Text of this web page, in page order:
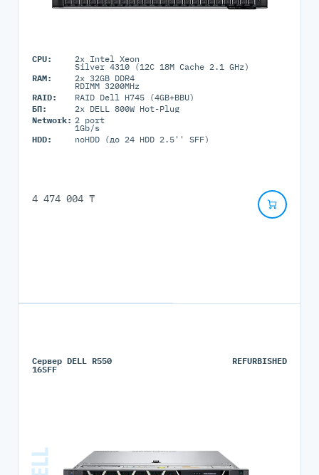
CPU: 2x Intel Xeon
Silver 4310 (12C 18M Cache 2.1 GHz)
RAM:
2x 32GB DDR4
RDIMM 3200MHz
RAID:
RAID Dell H745 (4GB+BBU)
БП:
2x DELL 800W Hot-Plug
Network: 2 port
1Gb/s
HDD:
noHDD (до 24 HDD 2.5'' SFF)
4 474 004 ₸
Сервер DELL R550
16SFF
REFURBISHED